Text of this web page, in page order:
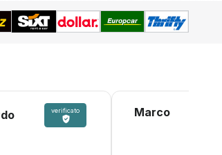
verificato Marco